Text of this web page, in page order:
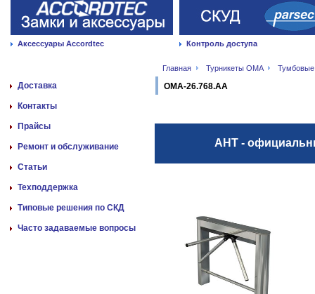
Аксессуары Accordtec Контроль доступа
Главная Турникеты OMA Тумбовые
Доставка
Контакты
Прайсы
Ремонт и обслуживание
Статьи
Техподдержка
Типовые решения по СКД
Часто задаваемые вопросы
ОМА-26.768.АА
АНТ -